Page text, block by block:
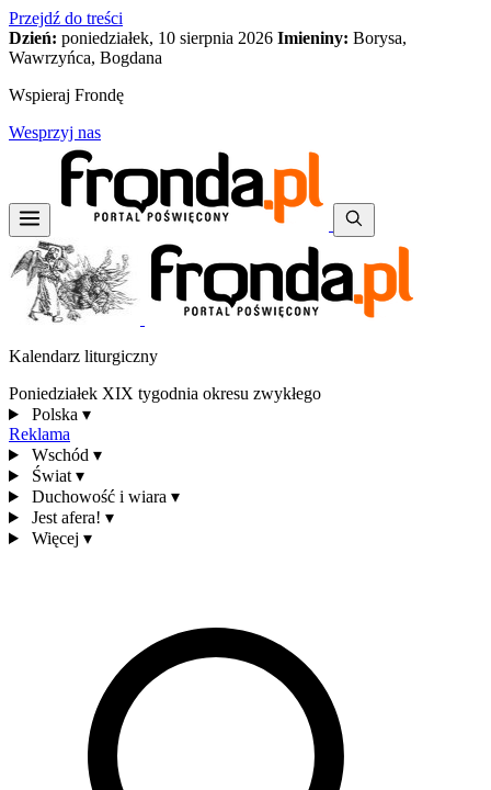
Przejdź do treści
Dzień: poniedziałek, 10 sierpnia 2026 Imieniny: Borysa,
Wawrzyńca, Bogdana
Wspieraj Frondę
Wesprzyj nas
Kalendarz liturgiczny
Poniedziałek XIX tygodnia okresu zwykłego
Polska ▾
Reklama
Wschód ▾
Świat ▾
Duchowość i wiara ▾
Jest afera! ▾
Więcej ▾